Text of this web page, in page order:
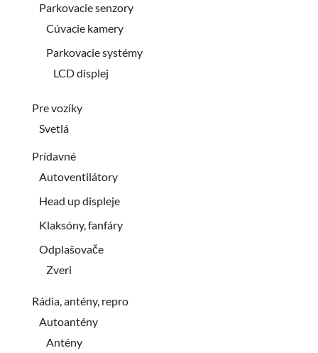
Parkovacie senzory
Cúvacie kamery
Parkovacie systémy
LCD displej
Pre vozíky
Svetlá
Prídavné
Autoventilátory
Head up displeje
Klaksóny, fanfáry
Odplašovače
Zveri
Rádia, antény, repro
Autoantény
Antény